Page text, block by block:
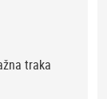
traka